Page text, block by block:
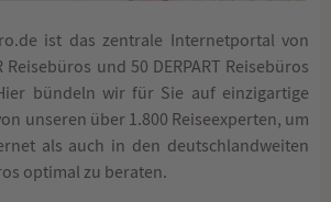
ist das zentrale Internetportal von
Reisebüros und 50 DERPART Reisebüros
bündeln wir für Sie auf einzigartige
unseren über 1.800 Reiseexperten, um
als auch in den deutschlandweiten
optimal zu beraten.